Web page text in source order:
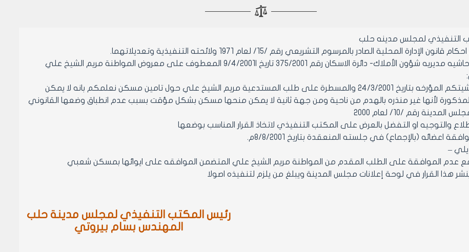
التنفيذي لمجلس مدينه حلب
الإدارة المحلية الصادر بالمرسوم التشريعي رقم /15/ لعام 1971 ولائحته التنفيذية وتعديلاتهما.
- وعلى حاشيه مديريه شؤون الأملاك- دائرة الاسكان رقم 375/2001 تاريخ ا9/4/2001 المعطوف على معروض المواطنة مريم الشيخ علي
اشاره لحاشيتكم المؤرخه بتاريخ 24/3/2001 والمسطرة على طلب المستدعية مريم الشيخ علي حول تامين مسكن نعلمكم بانه لا يمكن
لأنها غير منذره بالهدم من ناحية ومن جهة ثانية لا يمكن منحها مسكن بشكل مؤقت بسبب عدم انطباق وضعها القانوني
المدينة رقم /10/ لعام 2000
والتوجيه او التفضل بالعرض على المكتب التنفيذي لاتخاذ القرار المناسب بوضعها
اعضائه (بالإجماع) في جلسته المنعقدة بتاريخ 8/8/2001م.
يلي –
رئيس المكتب التنفيذي لمجلس مدينة حلب
المهندس بسام بيروتي